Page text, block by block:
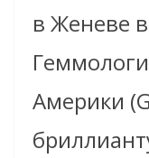
в Женеве
Америки